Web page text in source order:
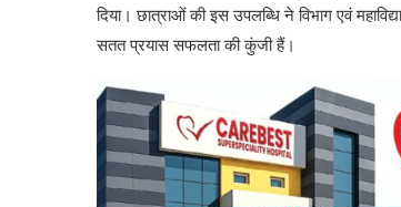
दिया। छात्राओं की इस उपलब्धि ने विभाग एवं
सतत प्रयास सफलता की कुंजी हैं।